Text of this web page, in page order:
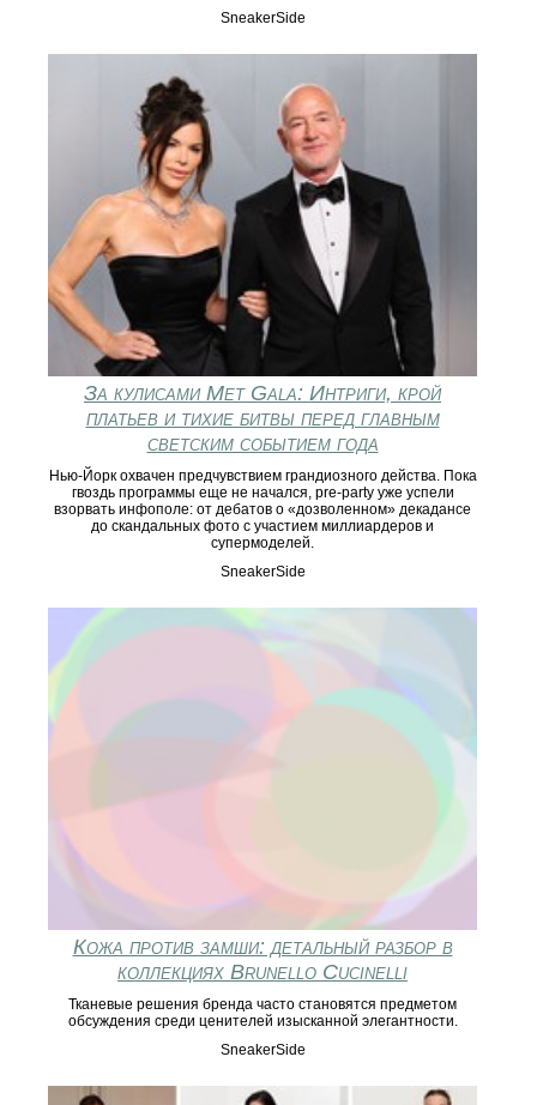
SneakerSide
За кулисами Met Gala: Интриги, крой
платьев и тихие битвы перед главным
светским событием года
Нью-Йорк охвачен предчувствием грандиозного действа. Пока
гвоздь программы еще не начался, pre-party уже успели
взорвать инфополе: от дебатов о «дозволенном» декадансе
до скандальных фото с участием миллиардеров и
супермоделей.
SneakerSide
Кожа против замши: детальный разбор в
коллекциях Brunello Cucinelli
Тканевые решения бренда часто становятся предметом
обсуждения среди ценителей изысканной элегантности.
SneakerSide